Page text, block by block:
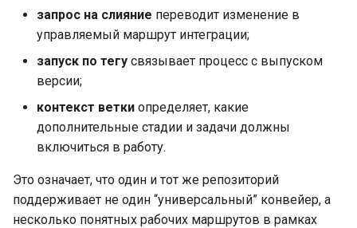
запрос на слияние переводит изменение в
управляемый маршрут интеграции;
запуск по тегу связывает процесс с выпуском
версии;
контекст ветки определяет, какие
дополнительные стадии и задачи должны
включиться в работу.
Это означает, что один и тот же репозиторий
поддерживает не один “универсальный” конвейер, а
несколько понятных рабочих маршрутов в рамках